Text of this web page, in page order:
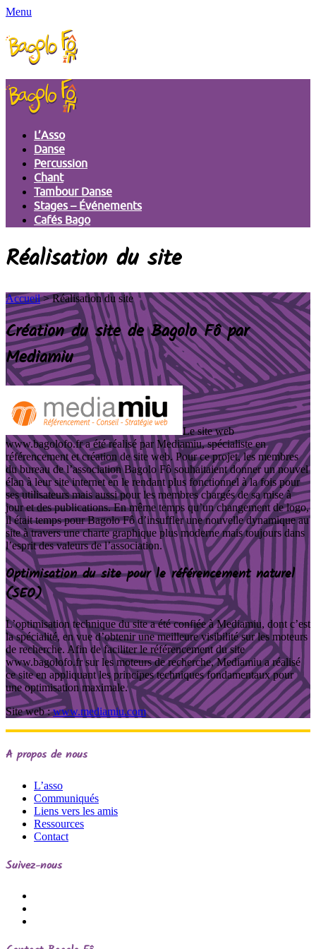
Menu
L’Asso
Danse
Percussion
Chant
Tambour Danse
Stages – Événements
Cafés Bago
Réalisation du site
Accueil> Réalisation du site
Création du site de Bagolo Fô par
Mediamiu
Le site web
www.bagolofo.fr a été réalisé par Mediamiu, spécialiste en
référencement et création de site web. Pour ce projet, les membres
du bureau de l’association Bagolo Fô souhaitaient donner un nouvel
élan à leur site internet en le rendant plus fonctionnel à la fois pour
ses utilisateurs mais aussi pour les membres chargés de sa mise à
jour et des publications. En même temps qu’un changement de logo,
il était temps pour Bagolo Fô d’insuffler une nouvelle dynamique au
site à travers une charte graphique plus moderne mais toujours dans
l’esprit des valeurs de l’association.
Optimisation du site pour le référencement naturel
(SEO)
L’optimisation technique du site a été confiée à Mediamiu, dont c’est
la spécialité, en vue d’obtenir une meilleure visibilité sur les moteurs
de recherche. Afin de faciliter le référencement du site
www.bagolofo.fr sur les moteurs de recherche, Mediamiu a réalisé
ce site en appliquant les principes techniques fondamentaux pour
une optimisation maximale.
Site web :www.mediamiu.com
A propos de nous
L’asso
Communiqués
Liens vers les amis
Ressources
Contact
Suivez-nous